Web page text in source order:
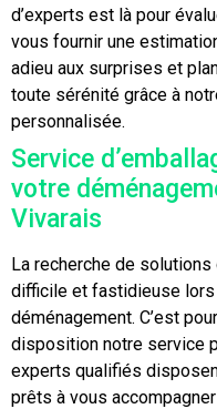
d’experts est là pour
vous fournir une
adieu aux surprises et
toute sérénité grâce à
personnalisée.
Service
votre
Vivarais
La recherche de
difficile et fastidieuse
déménagement. C’est
disposition notre service
experts qualifiés
prêts à vous